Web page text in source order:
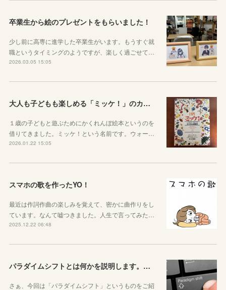
卒業生から絵のプレゼントをもらいました！
少し前に高専に進学した卒業生がいます。もうすぐ就
職というタイミングのようですが、楽しく過ごせて…
2026.03.05 15:05
大人も子どもも楽しめる「ミッケ！」のカニに翻弄された話
１歳の子どもと遊ぶためにかくれんぼ絵本というのを
借りてきました。ミッケ！という名前です。ウォー…
2026.01.22 15:05
スマホの歌を作ったYO！
最近は作詞作曲の楽しみを覚えて、密かに曲作りをし
ています。なんて嘘つきました。人生で言ってみた…
2025.12.22 06:48
パラダイムシフトとは何かを説明します。あなたも使ってみましょう
さぁ、今回は「パラダイムシフト」というものをご紹